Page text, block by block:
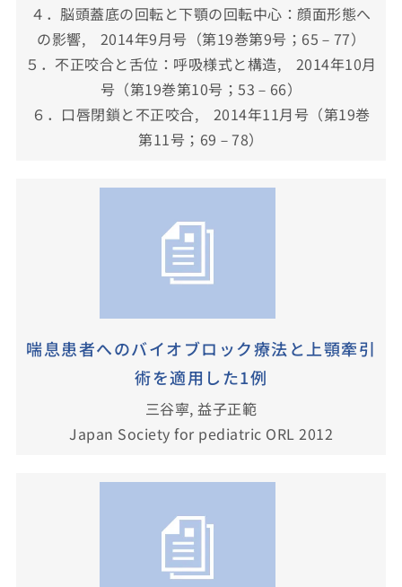
４．脳頭蓋底の回転と下顎の回転中心：顔面形態へ
の影響, 2014年9月号（第19巻第9号；65－77）
５．不正咬合と舌位：呼吸様式と構造, 2014年10月
号（第19巻第10号；53－66）
６．口唇閉鎖と不正咬合, 2014年11月号（第19巻
第11号；69－78）
喘息患者へのバイオブロック療法と上顎牽引
術を適用した1例
三谷寧, 益子正範
Japan Society for pediatric ORL 2012